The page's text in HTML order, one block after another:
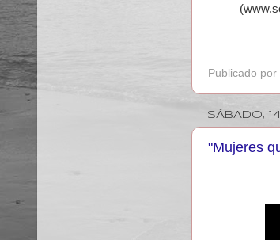
Publicado por
SÁBADO,
"Mujeres